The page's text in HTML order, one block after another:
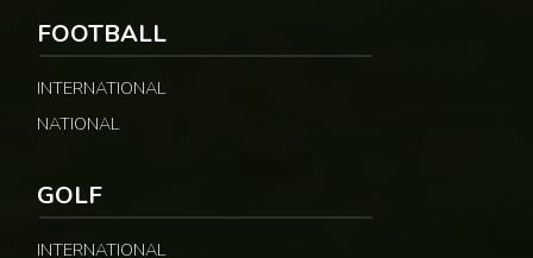
FOOTBALL
INTERNATIONAL
NATIONAL
GOLF
INTERNATIONAL